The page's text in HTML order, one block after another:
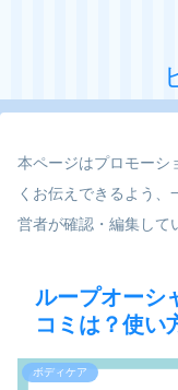
本ページはプロモーシ
くお伝えできるよう
営者が確認・編集して
ループオーシ
コミは？使い
ボディケア